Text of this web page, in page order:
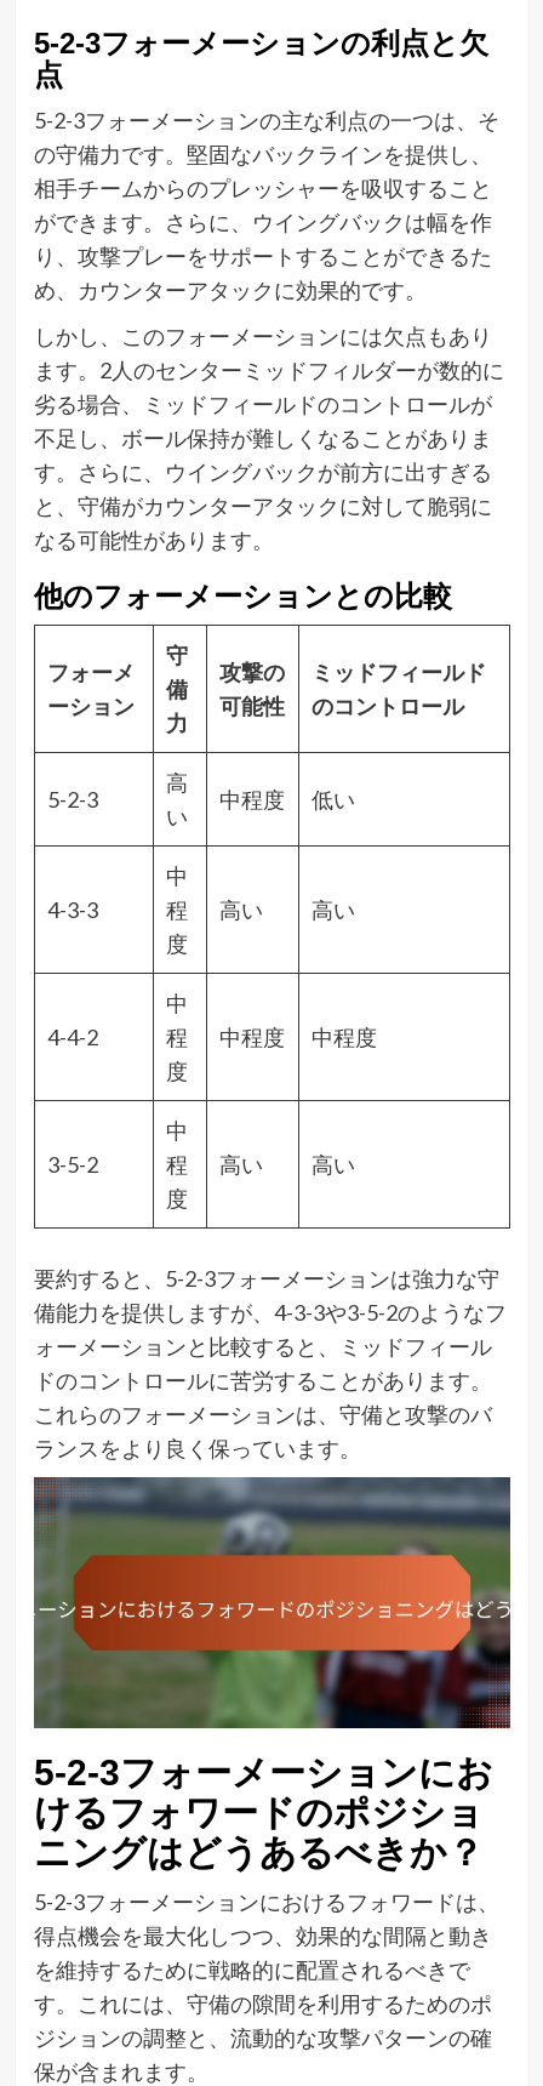
5-2-3フォーメーションの利点と欠
点
5-2-3フォーメーションの主な利点の一つは、そ
の守備力です。堅固なバックラインを提供し、
相手チームからのプレッシャーを吸収すること
ができます。さらに、ウイングバックは幅を作
り、攻撃プレーをサポートすることができるた
め、カウンターアタックに効果的です。
しかし、このフォーメーションには欠点もあり
ます。2人のセンターミッドフィルダーが数的に
劣る場合、ミッドフィールドのコントロールが
不足し、ボール保持が難しくなることがありま
す。さらに、ウイングバックが前方に出すぎる
と、守備がカウンターアタックに対して脆弱に
なる可能性があります。
他のフォーメーションとの比較
フォーメ
ーション
守
備
力
攻撃の
可能性
ミッドフィールド
のコントロール
5-2-3
高
い
中程度 低い
4-3-3
中
程
度
高い 高い
4-4-2
中
程
度
中程度 中程度
3-5-2
中
程
度
高い 高い
要約すると、5-2-3フォーメーションは強力な守
備能力を提供しますが、4-3-3や3-5-2のようなフ
ォーメーションと比較すると、ミッドフィール
ドのコントロールに苦労することがあります。
これらのフォーメーションは、守備と攻撃のバ
ランスをより良く保っています。
5-2-3フォーメーションにお
けるフォワードのポジショ
ニングはどうあるべきか？
5-2-3フォーメーションにおけるフォワードは、
得点機会を最大化しつつ、効果的な間隔と動き
を維持するために戦略的に配置されるべきで
す。これには、守備の隙間を利用するためのポ
ジションの調整と、流動的な攻撃パターンの確
保が含まれます。